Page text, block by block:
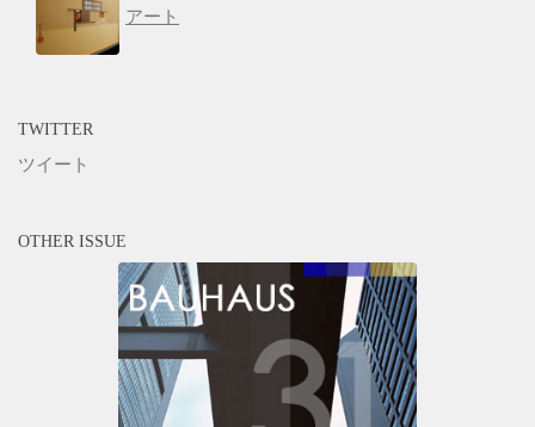
アート
TWITTER
ツイート
OTHER ISSUE